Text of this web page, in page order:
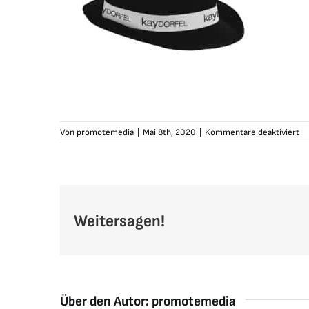
Von promotemedia Mai 8th, 2020 Kommentare deaktiviertfür
Weitersagen!
Über den Autor: promotemedia